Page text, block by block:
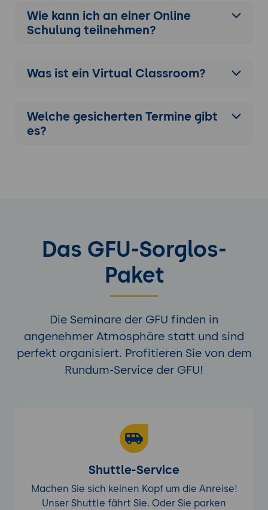
Wie kann ich an einer Online
Schulung teilnehmen?
Was ist ein Virtual Classroom?
Welche gesicherten Termine gibt
es?
Das GFU-Sorglos-
Paket
Die Seminare der GFU finden in
angenehmer Atmosphäre statt und sind
perfekt organisiert. Profitieren Sie von dem
Rundum-Service der GFU!
Shuttle-Service
Machen Sie sich keinen Kopf um die Anreise!
Unser Shuttle fährt Sie. Oder Sie parken